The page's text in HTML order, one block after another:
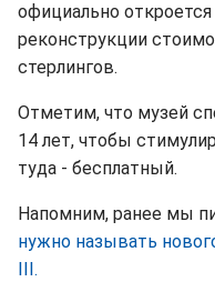
официально
реконструкции
стерлингов.
Отметим, что музей
14 лет, чтобы
туда - бесплатный.
Напомним, ранее мы
нужно называть
III.